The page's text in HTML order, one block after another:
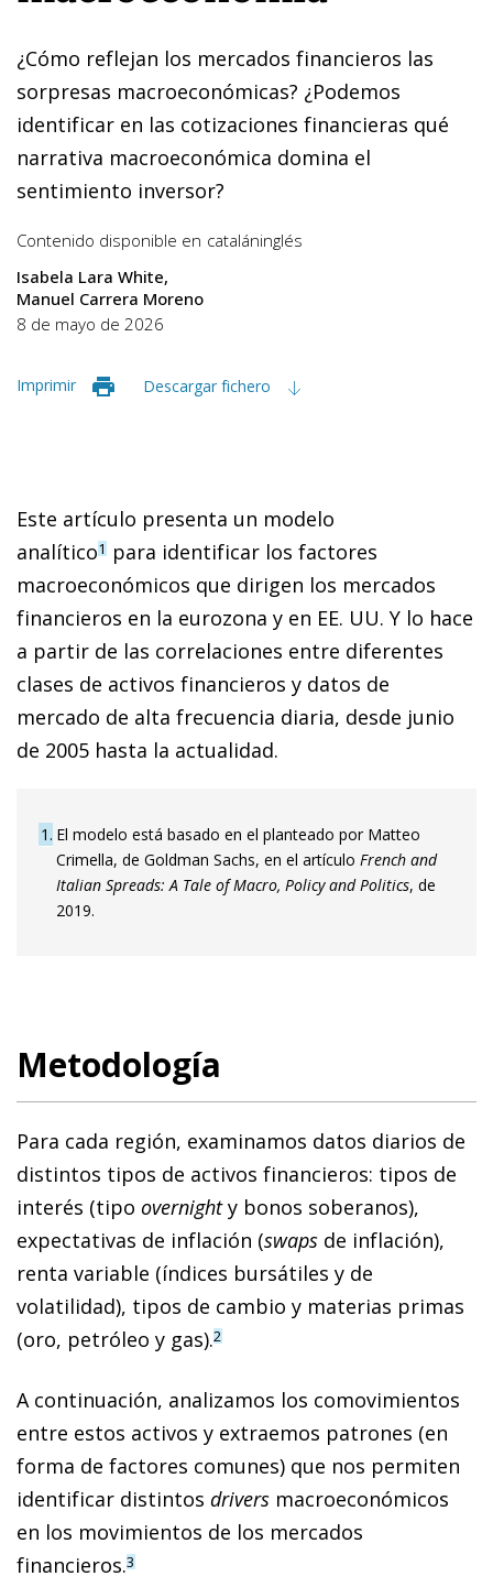
¿Cómo reflejan los mercados financieros las
sorpresas macroeconómicas? ¿Podemos
identificar en las cotizaciones financieras qué
narrativa macroeconómica domina el
sentimiento inversor?
Contenido disponible en cataláninglés
Isabela Lara White
Manuel Carrera Moreno
8 de mayo de 2026
Imprimir Descargar fichero
Este artículo presenta un modelo
analítico1 para identificar los factores
macroeconómicos que dirigen los mercados
financieros en la eurozona y en EE. UU. Y lo hace
a partir de las correlaciones entre diferentes
clases de activos financieros y datos de
mercado de alta frecuencia diaria, desde junio
de 2005 hasta la actualidad.
1 El modelo está basado en el planteado por Matteo
Crimella, de Goldman Sachs, en el artículo French and
Italian Spreads: A Tale of Macro, Policy and Politics, de
2019.
Metodología
Para cada región, examinamos datos diarios de
distintos tipos de activos financieros: tipos de
interés (tipo overnighty bonos soberanos),
expectativas de inflación (swaps de inflación),
renta variable (índices bursátiles y de
volatilidad), tipos de cambio y materias primas
(oro, petróleo y gas).2
A continuación, analizamos los comovimientos
entre estos activos y extraemos patrones (en
forma de factores comunes) que nos permiten
identificar distintos drivers macroeconómicos
en los movimientos de los mercados
financieros.3